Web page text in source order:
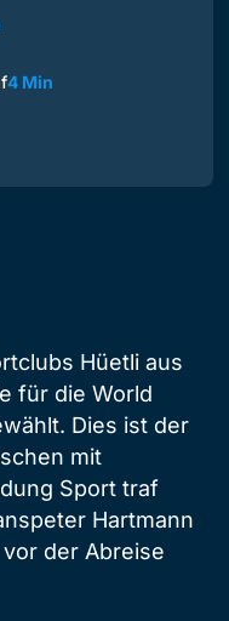
4 Min
Hüetli aus
für die World
Dies ist der
mit
Sport traf
Hartmann
der Abreise